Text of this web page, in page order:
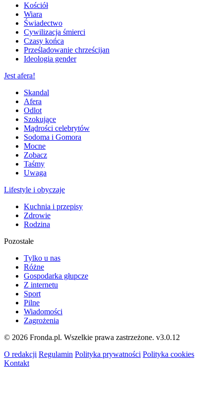
Kościół
Wiara
Świadectwo
Cywilizacja śmierci
Czasy końca
Prześladowanie chrześcijan
Ideologia gender
Jest afera!
Skandal
Afera
Odlot
Szokujące
Mądrości celebrytów
Sodoma i Gomora
Mocne
Zobacz
Taśmy
Uwaga
Lifestyle i obyczaje
Kuchnia i przepisy
Zdrowie
Rodzina
Pozostałe
Tylko u nas
Różne
Gospodarka głupcze
Z internetu
Sport
Pilne
Wiadomości
Zagrożenia
© 2026 Fronda.pl. Wszelkie prawa zastrzeżone. v3.0.12
O redakcji Regulamin Polityka prywatności Polityka cookies
Kontakt